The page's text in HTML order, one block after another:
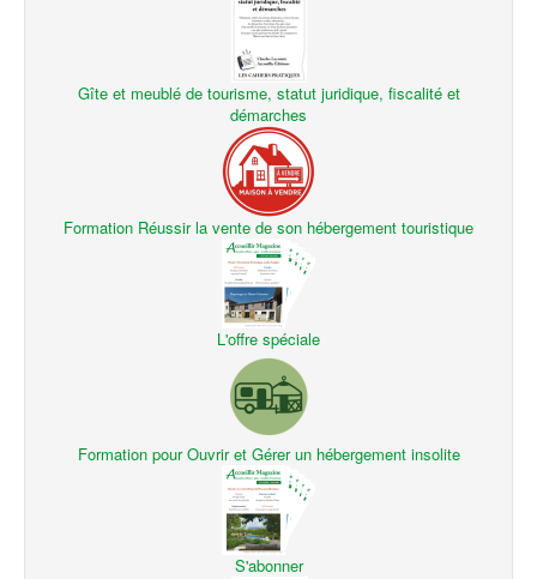
Gîte et meublé de tourisme, statut juridique, fiscalité et
démarches
Formation Réussir la vente de son hébergement touristique
L'offre spéciale
Formation pour Ouvrir et Gérer un hébergement insolite
S'abonner